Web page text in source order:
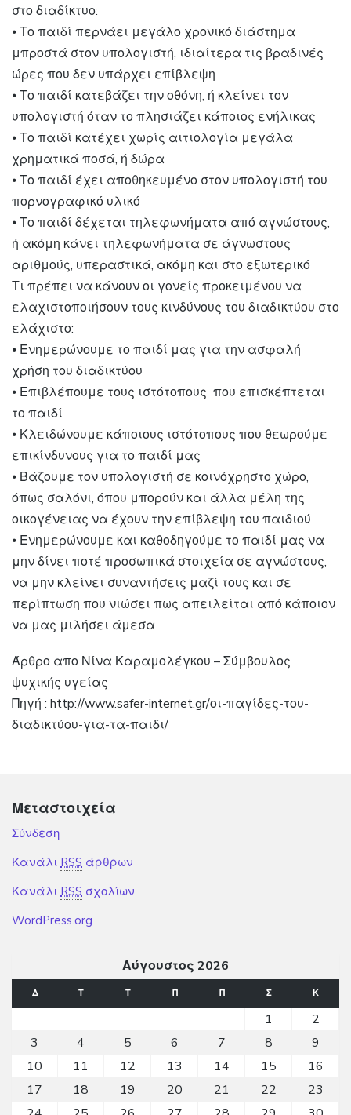
στο διαδίκτυο:
⦁ Το παιδί περνάει μεγάλο χρονικό διάστημα
μπροστά στον υπολογιστή, ιδιαίτερα τις βραδινές
ώρες που δεν υπάρχει επίβλεψη
⦁ Το παιδί κατεβάζει την οθόνη, ή κλείνει τον
υπολογιστή όταν το πλησιάζει κάποιος ενήλικας
⦁ Το παιδί κατέχει χωρίς αιτιολογία μεγάλα
χρηματικά ποσά, ή δώρα
⦁ Το παιδί έχει αποθηκευμένο στον υπολογιστή του
πορνογραφικό υλικό
⦁ Το παιδί δέχεται τηλεφωνήματα από αγνώστους,
ή ακόμη κάνει τηλεφωνήματα σε άγνωστους
αριθμούς, υπεραστικά, ακόμη και στο εξωτερικό
Τι πρέπει να κάνουν οι γονείς προκειμένου να
ελαχιστοποιήσουν τους κινδύνους του διαδικτύου στο
ελάχιστο:
⦁ Ενημερώνουμε το παιδί μας για την ασφαλή
χρήση του διαδικτύου
⦁ Επιβλέπουμε τους ιστότοπους που επισκέπτεται
το παιδί
⦁ Κλειδώνουμε κάποιους ιστότοπους που θεωρούμε
επικίνδυνους για το παιδί μας
⦁ Βάζουμε τον υπολογιστή σε κοινόχρηστο χώρο,
όπως σαλόνι, όπου μπορούν και άλλα μέλη της
οικογένειας να έχουν την επίβλεψη του παιδιού
⦁ Ενημερώνουμε και καθοδηγούμε το παιδί μας να
μην δίνει ποτέ προσωπικά στοιχεία σε αγνώστους,
να μην κλείνει συναντήσεις μαζί τους και σε
περίπτωση που νιώσει πως απειλείται από κάποιον
να μας μιλήσει άμεσα
Άρθρο απο Νίνα Καραμολέγκου – Σύμβουλος
ψυχικής υγείας
Πηγή : http://www.safer-internet.gr/οι-παγίδες-του-
διαδικτύου-για-τα-παιδι/
Μεταστοιχεία
Σύνδεση
Κανάλι RSS άρθρων
Κανάλι RSS σχολίων
WordPress.org
Αύγουστος 2026
Δ Τ Τ Π Π Σ Κ
1
2
3
4 5 6 7 8
9
10
11 12 13 14 15
16
17
18 19 20 21 22
23